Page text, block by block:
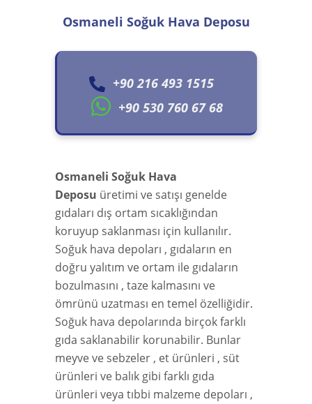
Osmaneli Soğuk Hava Deposu
+90 216 493 1515
+90 530 760 67 68
Osmaneli Soğuk Hava
Deposu üretimi ve satışı genelde
gıdaları dış ortam sıcaklığından
koruyup saklanması için kullanılır.
Soğuk hava depoları , gıdaların en
doğru yalıtım ve ortam ile gıdaların
bozulmasını , taze kalmasını ve
ömrünü uzatması en temel özelliğidir.
Soğuk hava depolarında birçok farklı
gıda saklanabilir korunabilir. Bunlar
meyve ve sebzeler , et ürünleri , süt
ürünleri ve balık gibi farklı gıda
ürünleri veya tıbbi malzeme depoları ,